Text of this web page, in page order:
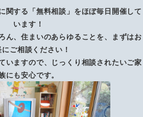
関する「無料相談」をほぼ毎日開催して
います！
ん、住まいのあらゆることを、まずはお
ご相談ください！
いますので、じっくり相談されたいご家
にも安心です。